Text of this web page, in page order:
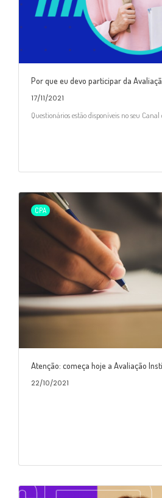
Por que eu devo participar da
17/11/2021
Questionários estão disponíveis no seu
CPA
Atenção: começa hoje a Avaliação
22/10/2021